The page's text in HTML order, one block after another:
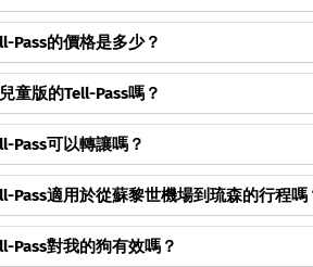
第一個按讚這個常見問題的人。
看完整回答與詳情
第一個按讚這個常見問題的人。
Tell Pass天數必須連續使用。
看完整回答與詳情
第一個按讚這個常見問題的人。
Pass的價格是多少？
Pass起價為120瑞士法郎，夏季Tell-
看完整回答與詳情
第一個按讚這個常見問題的人。
童版的Tell-Pass嗎？
的兒童只需支付30瑞士法郎的固定價格，
看完整回答與詳情
第一個按讚這個常見問題的人。
Pass可以轉讓嗎？
是個人車票，不可轉讓。
看完整回答與詳情
Pass適用於從蘇黎世機場到琉森的行程嗎
僅涵蓋從蘇黎世機場到琉森的部分行程
從那裡開始使用您的Tell-Pass繼續旅程。
Pass對我的狗有效嗎？